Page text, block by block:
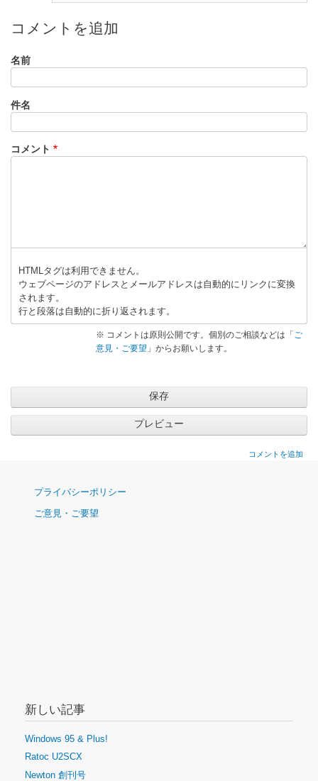
コメントを追加
名前
件名
コメント
HTMLタグは利用できません。
ウェブページのアドレスとメールアドレスは自動的にリンクに変換
されます。
行と段落は自動的に折り返されます。
※ コメントは原則公開です。個別のご相談などは「 ご
意見・ご要望 」からお願いします。
コメントを追加
ナ
ゲ
プライバシーポリシー
ご意見・ご要望
新しい記事
Windows 95 & Plus!
Ratoc U2SCX
Newton 創刊号